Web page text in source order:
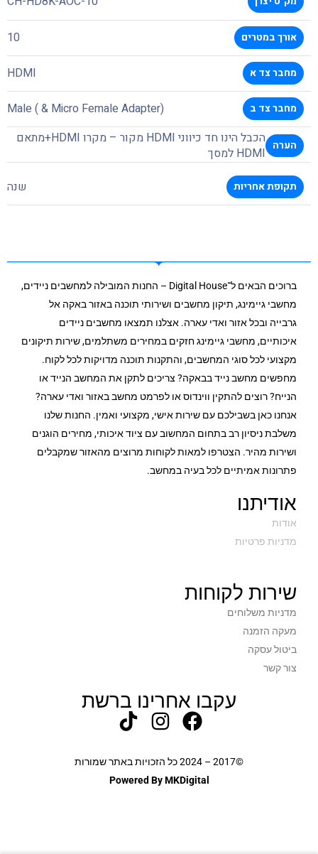
אורך במטרים 10
מחבר צד א HDMI
מחבר צד ב Male ( & Micro Female Adapter)
הערה
הכבל הינו חד כיווני HDMI מקור – מקרו HDMI+מתאם
HDMI למסך
תקופת אחריות שנה
ברוכים הבאים ל־Digital House – החנות המובילה למחשבים ניידים,
מחשבי גיימינג, תיקון מחשבים ושירותי תוכנה באזור באקה אל
גרבייה ובכל אזור ואדי עארה. אצלנו תמצאו מחשבים ניידים
איכותיים, מחשבי גיימינג חזקים במחירים משתלמים, שירות תיקונים
מקצועי לכל סוגי המחשבים, והתקנות תוכנה מדויקות לכל לקוח.
מחפשים מחשב נייד בבאקה? צריכים לתקן את המחשב הנייד או
הנייח? רוצים להתקין ווינדוס או לפרמט מחשב באזור ואדי עארה?
אנחנו כאן בשבילכם עם שירות אישי, מקצועי ואמין. החנות שלנו
משלבת ניסיון רב בתחום המחשוב עם ציוד איכותי, מחירים הוגנים
ושירות מהיר. הצטרפו למאות לקוחות מרוצים מהאזור שמקבלים
פתרונות אמיתיים לכל בעיה במחשב.
אודיתנו
אודות
מדניות פרטיות
שירות לקוחות
מדניות משלוחים
מעקה הזמנה
ביטול עסקה
צור קשר
עקבו אחרינו ברשת
©2017 – 2024 כל הזכויות באתר שמורות
Powered By MKDigital